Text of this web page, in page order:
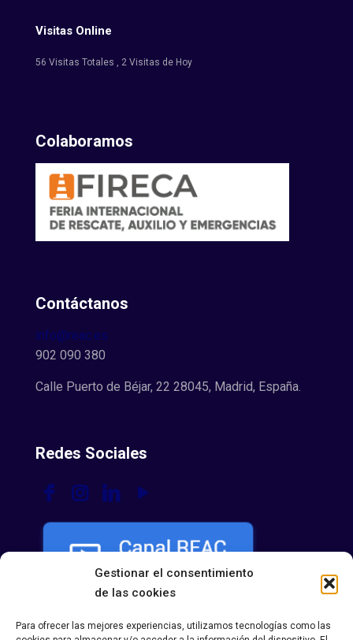
Gestionar el consentimiento
de las cookies
Para ofrecer las mejores experiencias, utilizamos tecnologías como las
Visitas Online
56 Visitas Totales , 2 Visitas de Hoy
Colaboramos
Contáctanos
info@reac.es
902 090 380
Calle Puerto de Béjar, 22 28045, Madrid, España.
Redes Sociales